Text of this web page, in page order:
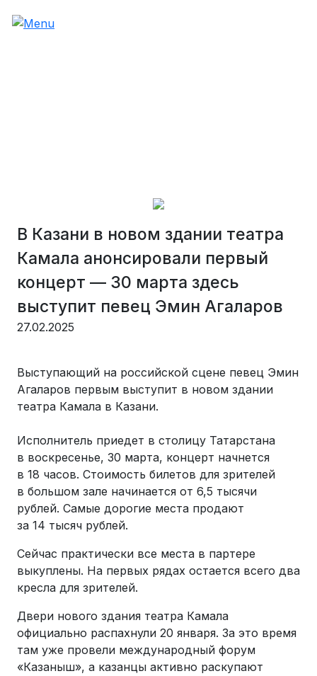
В Казани в новом здании театра
Камала анонсировали первый
концерт — 30 марта здесь
выступит певец Эмин Агаларов
27.02.2025
Выступающий на российской сцене певец Эмин
Агаларов первым выступит в новом здании
театра Камала в Казани.
Исполнитель приедет в столицу Татарстана
в воскресенье, 30 марта, концерт начнется
в 18 часов. Стоимость билетов для зрителей
в большом зале начинается от 6,5 тысячи
рублей. Самые дорогие места продают
за 14 тысяч рублей.
Сейчас практически все места в партере
выкуплены. На первых рядах остается всего два
кресла для зрителей.
Двери нового здания театра Камала
официально распахнули 20 января. За это время
там уже провели международный форум
«Казаныш», а казанцы активно раскупают